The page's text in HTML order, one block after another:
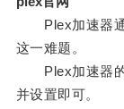
Plex加速器通
这一难题。
Plex加速器的
并设置即可。